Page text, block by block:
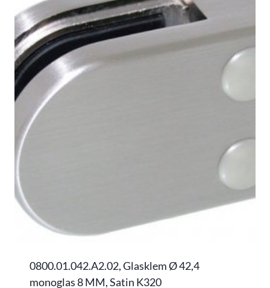
0800.01.042.A2.02, Glasklem Ø 42,4
monoglas 8 MM, Satin K320